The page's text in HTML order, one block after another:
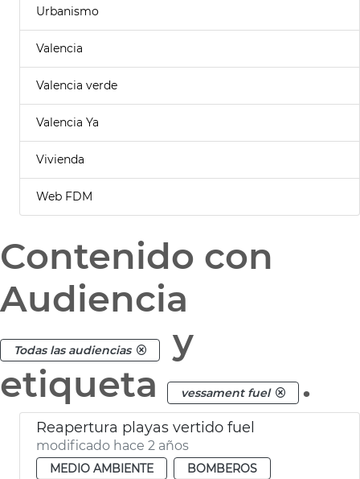
Urbanismo
Valencia
Valencia verde
Valencia Ya
Vivienda
Web FDM
Contenido con
Audiencia
Todas las audiencias
y
etiqueta
vessament fuel .
Reapertura playas vertido fuel
modificado hace 2 años
MEDIO AMBIENTE
BOMBEROS